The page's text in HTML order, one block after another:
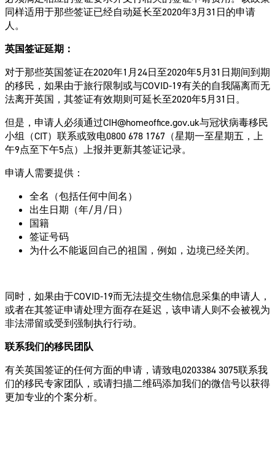
同样适用于那些签证已经自动延长至2020年3月31日的申请
人。
英国签证延期：
对于那些英国签证在2020年1月24日至2020年5月31日期间到期
的移民，如果由于旅行限制或与COVID-19有关的自我隔离而无
法离开英国，其签证有效期则可延长至2020年5月31日。
但是，申请人必须通过CIH@homeoffice.gov.uk与冠状病毒移民
小组（CIT）联系或致电0800 678 1767（星期一至星期五，上
午9点至下午5点）上报并更新其签证记录。
申请人需要提供：
全名（包括任何中间名）
出生日期（年/月/日）
国籍
签证号码
为什么不能返回自己的祖国，例如，边境已经关闭。
同时，如果由于COVID-19而无法提交生物信息采集的申请人，
或者在其签证申请处理方面存在延迟，该申请人则不会被视为
非法滞留或受到强制执行行动。
联系我们的移民团队
有关英国签证的任何方面的申请，请致电0203384 3075联系我
们的移民专家团队，或请扫描二维码添加我们的微信号以获得
更加专业的个案分析。